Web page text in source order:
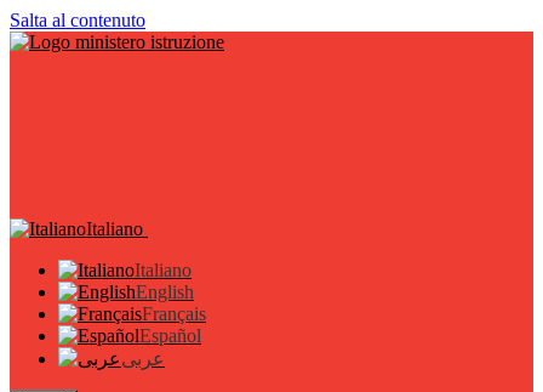
Salta al contenuto
Italiano
Italiano
English
Français
Español
عربى